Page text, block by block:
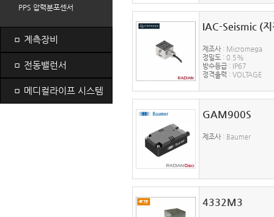
PPS 압력분포센서
ㅁ 계측장비
ㅁ 전동밸런서
ㅁ 메디컬라이프 시스템
IAC-Seismic (
제조사 : Micromega
정밀도 : 0.5%
방수등급 : IP67
정격출력 : VOLTAGE
GAM900S
제조사 : Baumer
4332M3